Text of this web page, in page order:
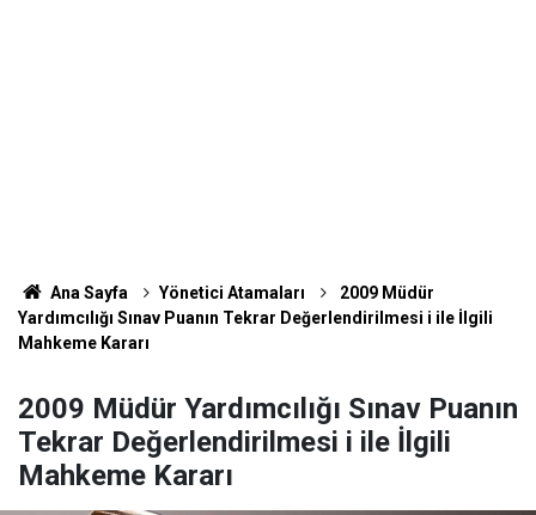
Ana Sayfa Yönetici Atamaları
2009 Müdür
Yardımcılığı Sınav Puanın Tekrar Değerlendirilmesi i ile İlgili
Mahkeme Kararı
2009 Müdür Yardımcılığı Sınav Puanın
Tekrar Değerlendirilmesi i ile İlgili
Mahkeme Kararı